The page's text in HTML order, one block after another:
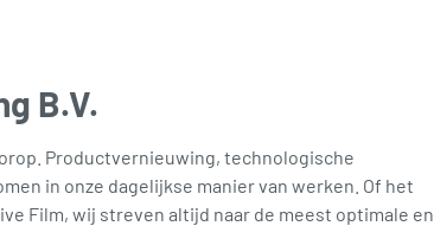
B.V.
Productvernieuwing, technologische
in onze dagelijkse manier van werken. Of het
Film, wij streven altijd naar de meest optimale en